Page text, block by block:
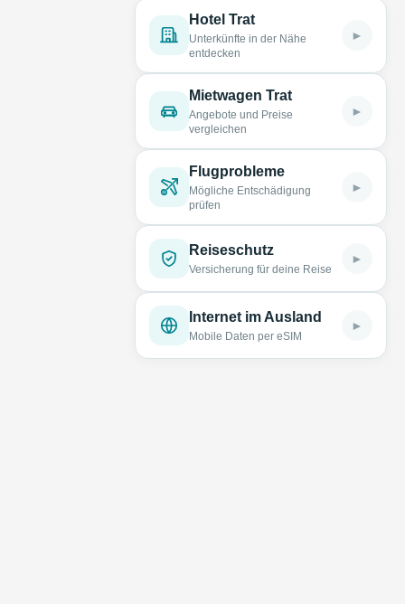
Hotel Trat
Unterkünfte in der Nähe
entdecken
►
Mietwagen Trat
Angebote und Preise
vergleichen
►
Flugprobleme
Mögliche Entschädigung
prüfen
►
Reiseschutz
Versicherung für deine Reise
►
Internet im Ausland
Mobile Daten per eSIM
►